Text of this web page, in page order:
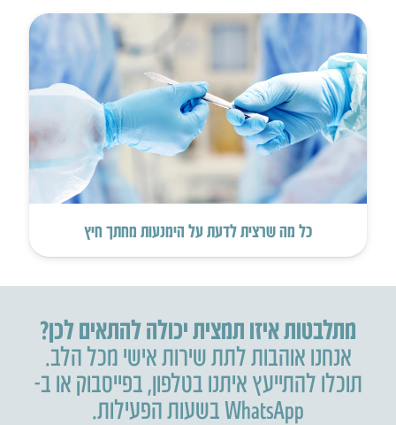
כל מה שרצית לדעת על הימנעות מחתך חיץ
מתלבטות איזו תמצית יכולה להתאים לכן?
אנחנו אוהבות לתת שירות אישי מכל הלב.
תוכלו להתייעץ איתנו בטלפון,בפייסבוק או ב-
WhatsApp בשעות הפעילות.